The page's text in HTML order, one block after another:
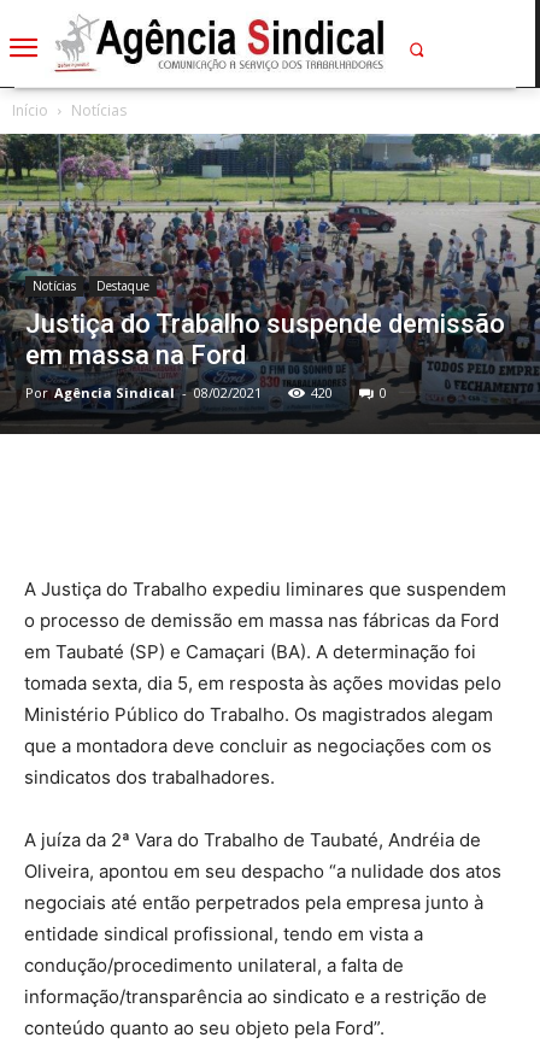
Início Notícias
Notícias Destaque
Justiça do Trabalho suspende demissão
em massa na Ford
Por Agência Sindical - 08/02/2021 420 0
A Justiça do Trabalho expediu liminares que suspendem
o processo de demissão em massa nas fábricas da Ford
em Taubaté (SP) e Camaçari (BA). A determinação foi
tomada sexta, dia 5, em resposta às ações movidas pelo
Ministério Público do Trabalho. Os magistrados alegam
que a montadora deve concluir as negociações com os
sindicatos dos trabalhadores.
A juíza da 2ª Vara do Trabalho de Taubaté, Andréia de
Oliveira, apontou em seu despacho “a nulidade dos atos
negociais até então perpetrados pela empresa junto à
entidade sindical profissional, tendo em vista a
condução/procedimento unilateral, a falta de
informação/transparência ao sindicato e a restrição de
conteúdo quanto ao seu objeto pela Ford”.